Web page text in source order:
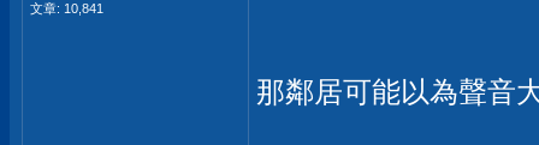
文章: 10,841
那鄰居可能以為聲音